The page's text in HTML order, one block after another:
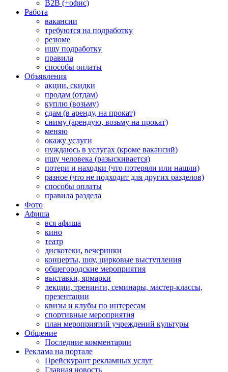
B2B (+офис)
Работа
вакансии
требуются на подработку
резюме
ищу подработку
правила
способы оплаты
Объявления
акции, скидки
продам (отдам)
куплю (возьму)
сдам (в аренду, на прокат)
сниму (арендую, возьму на прокат)
меняю
окажу услуги
нуждаюсь в услугах (кроме вакансий)
ищу человека (разыскивается)
потери и находки (что потеряли или нашли)
разное (что не подходит для других разделов)
способы оплаты
правила раздела
Фото
Афиша
вся афиша
кино
театр
дискотеки, вечеринки
концерты, шоу, цирковые выступления
общегородские мероприятия
выставки, ярмарки
лекции, тренинги, семинары, мастер-классы,
презентации
квизы и клубы по интересам
спортивные мероприятия
план мероприятий учреждений культуры
Общение
Последние комментарии
Реклама на портале
Прейскурант рекламных услуг
Главная новость